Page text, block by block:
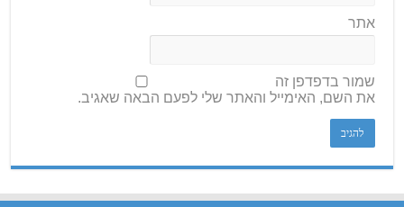
אתר
שמור בדפדפן זה
את השם, האימייל והאתר שלי לפעם הבאה שאגיב.